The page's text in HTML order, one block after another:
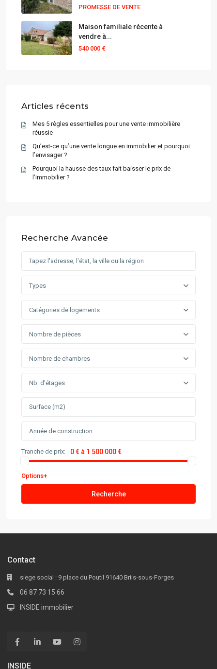
PROMESSE DE VENTE
Maison familiale récente à
vendre à...
540 000 €
Articles récents
Mes 5 règles essentielles pour une vente immobilière
réussie
Qu’est-ce qu’une vente longue en immobilier et pourquoi
l’envisager ?
Pourquoi la hausse des taux fait baisser le prix de
l’immobilier ?
Recherche Avancée
Types
Catégories de logements
Nombre de pièces
Nombre de chambres
Nb. d'étages
Tranche de prix: 0 € à 1 500 000 €
Options+
Recherche
Contact
siege social : 9 place du Poutil 91640 Briis-sous-Forges
06 87 73 15 66
INSIDE immobilier
INSIDE